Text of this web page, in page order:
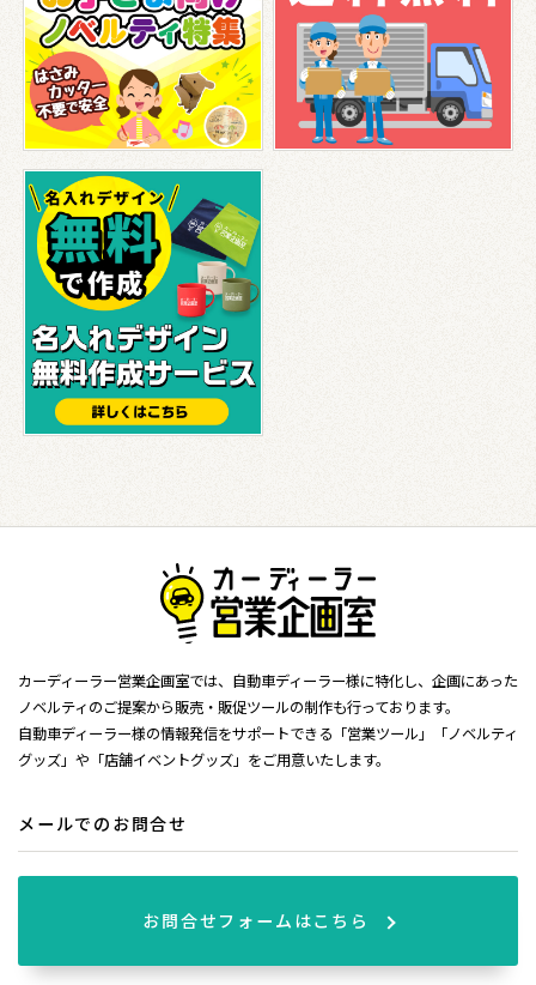
カーディーラー営業企画室では、自動車ディーラー様に特化し、企画にあった
ノベルティのご提案から販売・販促ツールの制作も行っております。
自動車ディーラー様の情報発信をサポートできる「営業ツール」「ノベルティ
グッズ」や「店舗イベントグッズ」をご用意いたします。
メールでのお問合せ
お問合せフォームはこちら